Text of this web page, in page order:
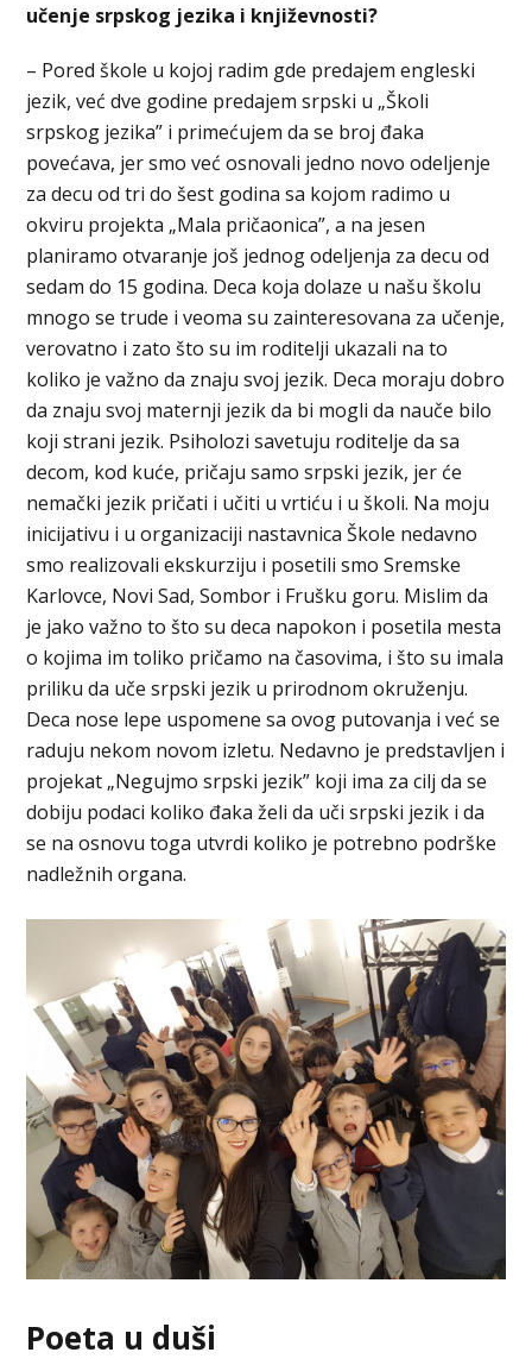
učenje srpskog jezika i književnosti?
– Pored škole u kojoj radim gde predajem engleski
jezik, već dve godine predajem srpski u „Školi
srpskog jezika” i primećujem da se broj đaka
povećava, jer smo već osnovali jedno novo odeljenje
za decu od tri do šest godina sa kojom radimo u
okviru projekta „Mala pričaonica”, a na jesen
planiramo otvaranje još jednog odeljenja za decu od
sedam do 15 godina. Deca koja dolaze u našu školu
mnogo se trude i veoma su zainteresovana za učenje,
verovatno i zato što su im roditelji ukazali na to
koliko je važno da znaju svoj jezik. Deca moraju dobro
da znaju svoj maternji jezik da bi mogli da nauče bilo
koji strani jezik. Psiholozi savetuju roditelje da sa
decom, kod kuće, pričaju samo srpski jezik, jer će
nemački jezik pričati i učiti u vrtiću i u školi. Na moju
inicijativu i u organizaciji nastavnica Škole nedavno
smo realizovali ekskurziju i posetili smo Sremske
Karlovce, Novi Sad, Sombor i Frušku goru. Mislim da
je jako važno to što su deca napokon i posetila mesta
o kojima im toliko pričamo na časovima, i što su imala
priliku da uče srpski jezik u prirodnom okruženju.
Deca nose lepe uspomene sa ovog putovanja i već se
raduju nekom novom izletu. Nedavno je predstavljen i
projekat „Negujmo srpski jezik” koji ima za cilj da se
dobiju podaci koliko đaka želi da uči srpski jezik i da
se na osnovu toga utvrdi koliko je potrebno podrške
nadležnih organa.
Poeta u duši